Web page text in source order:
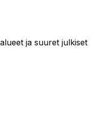
ja suuret julkiset